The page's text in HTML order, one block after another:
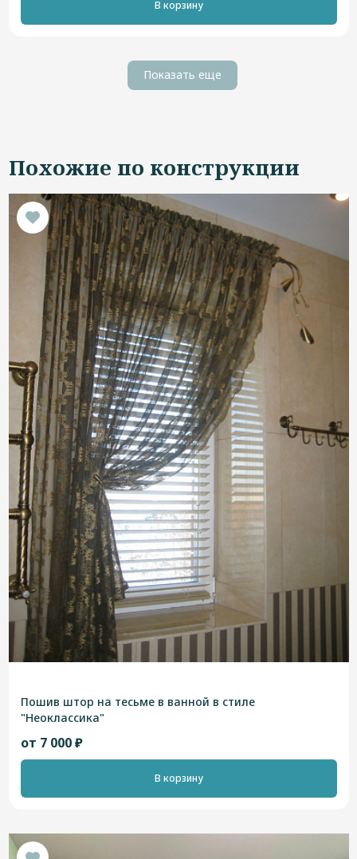
В корзину
Показать еще
Похожие по конструкции
Пошив штор на тесьме в ванной в стиле
"Неоклассика"
от 7 000 ₽
В корзину